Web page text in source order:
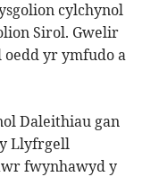
cylchynol
Sirol. Gwelir
yr ymfudo a
Daleithiau gan
Llyfrgell
fwynhawyd y